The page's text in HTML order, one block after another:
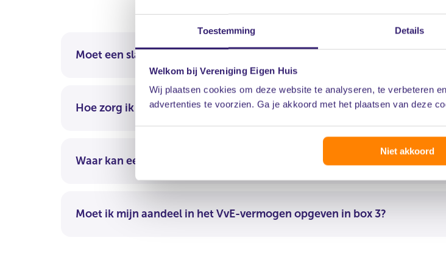
Toestemming Details
Welkom bij Vereniging Eigen Huis
Wij plaatsen cookies om deze website te analyseren, te verbeteren
advertenties te voorzien. Ga je akkoord met het plaatsen van deze
Niet akkoord
Moet een slapende VvE ingeschreven worden bij de Kamer van
Hoe zorg ik ervoor dat er meer gebeurt in onze slapende VvE?
Waar kan een VvE een lening aanvragen voor achterstallig onderhoud?
Moet ik mijn aandeel in het VvE-vermogen opgeven in box 3?